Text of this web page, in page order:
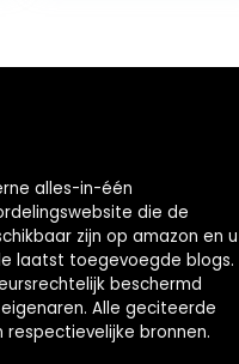
alles-in-één
die de
zijn op amazon en u
laatst toegevoegde blogs.
beschermd
Alle geciteerde
respectievelijke bronnen.